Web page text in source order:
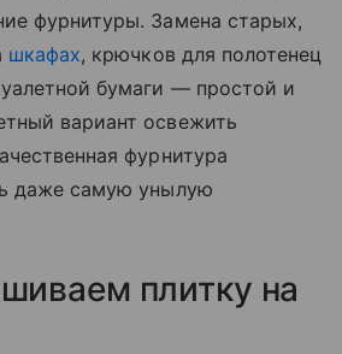
фурнитуры. Замена старых,
шкафах, крючков для полотенец
бумаги — простой и
вариант освежить
фурнитура
даже самую унылую
плитку на